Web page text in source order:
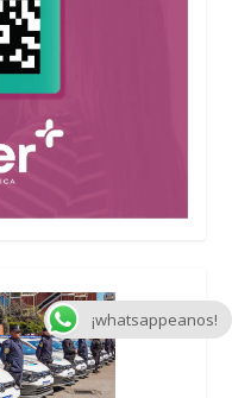
¡whatsappeanos!